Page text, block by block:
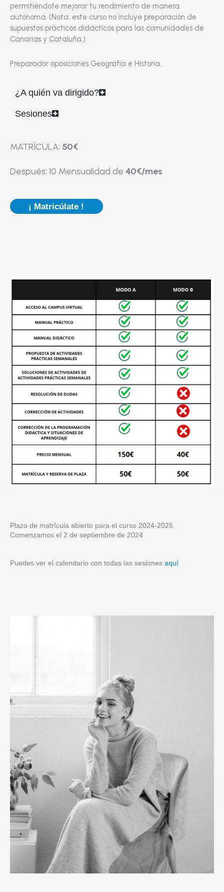
permitiéndote mejorar tu rendimiento de manera
autónoma. (Nota: este curso no incluye preparación de
supuestos prácticos didácticos para las comunidades de
Canarias y Cataluña.)
Preparador oposiciones Geografía e Historia.
¿A quién va dirigido?
Sesiones
MATRÍCULA: 50€
Después: 10 Mensualidad de 40€/mes
¡ Matricúlate !
Plazo de matrícula abierto para el curso 2024-2025
Comenzamos el 2 de septiembre de 2024
Puedes ver el calendario con todas las sesiones aquí